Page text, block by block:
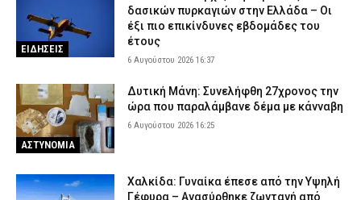
ΕΛ.ΑΣ.
ΑΣΤΥΝΟΜΙΑ 6 Αυγούστου 2026 10:03
ΕΙΔΗΣΕΙΣ
δασικών πυρκαγιών στην Ελλάδα – Οι
έξι πιο επικίνδυνες εβδομάδες του
έτους
6 Αυγούστου 2026 16:37
ΑΣΤΥΝΟΜΙΑ
Δυτική Μάνη: Συνελήφθη 27χρονος την
ώρα που παραλάμβανε δέμα με κάνναβη
6 Αυγούστου 2026 16:25
Χαλκίδα: Γυναίκα έπεσε από την Υψηλή
Γέφυρα – Ανασύρθηκε ζωντανή από